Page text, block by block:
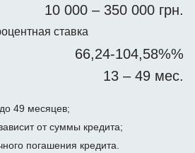
10 000 – 350 000 грн.
ставка
66,24-104,58%%
13 – 49 мес.
49 месяцев;
от суммы кредита;
погашения кредита.